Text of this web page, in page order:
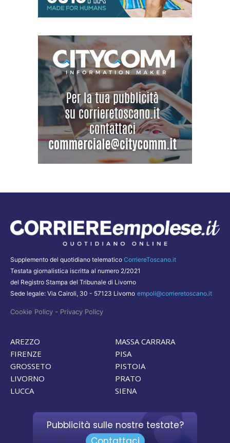
Supplemento del quotidiano telematico CorriereToscano.it
Testata giornalistica iscritta al numero 2/2021
del Registro Stampa del Tribunale di Livorno
Sede legale: Via Cairoli, 30 - 57123 Livorno empoli@corrieretoscano.it
Cookie Policy - Privacy Policy
AREZZO
FIRENZE
GROSSETO
LIVORNO
LUCCA
MASSA CARRARA
PISA
PISTOIA
PRATO
SIENA
Pubblicità sulle nostre testate?